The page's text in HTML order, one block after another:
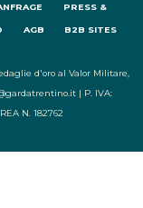
PRESS &
AGB B2B SITES
d'oro al Valor Militare,
| P. IVA:
N. 182762